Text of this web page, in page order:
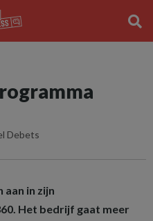
Debets
in zijn
Het bedrijf gaat meer